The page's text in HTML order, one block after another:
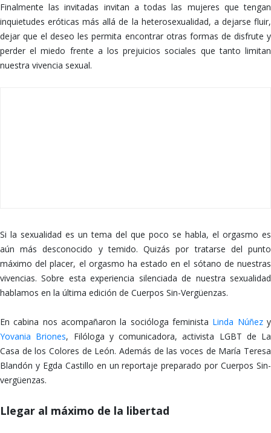
Finalmente las invitadas invitan a todas las mujeres que tengan
inquietudes eróticas más allá de la heterosexualidad, a dejarse fluir,
dejar que el deseo les permita encontrar otras formas de disfrute y
perder el miedo frente a los prejuicios sociales que tanto limitan
nuestra vivencia sexual.
Si la sexualidad es un tema del que poco se habla, el orgasmo es
aún más desconocido y temido. Quizás por tratarse del punto
máximo del placer, el orgasmo ha estado en el sótano de nuestras
vivencias. Sobre esta experiencia silenciada de nuestra sexualidad
hablamos en la última edición de Cuerpos Sin-Vergüenzas.
En cabina nos acompañaron la socióloga feminista Linda Núñezy
Yovania Briones, Filóloga y comunicadora, activista LGBT de La
Casa de los Colores de León. Además de las voces de María Teresa
Blandón y Egda Castillo en un reportaje preparado por Cuerpos Sin-
vergüenzas.
Llegar al máximo de la libertad